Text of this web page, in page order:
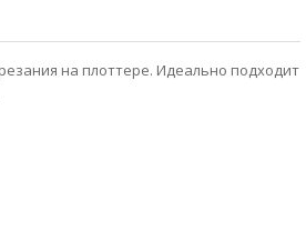
на плоттере. Идеально подходит